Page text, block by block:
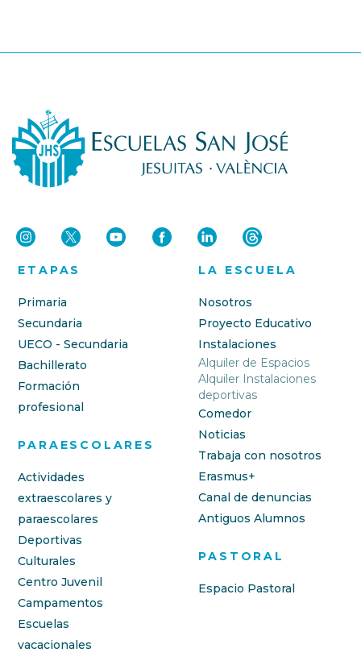
ETAPAS
Primaria
Secundaria
UECO - Secundaria
Bachillerato
Formación
profesional
PARAESCOLARES
Actividades
extraescolares y
paraescolares
Deportivas
Culturales
Centro Juvenil
Campamentos
Escuelas
vacacionales
LA ESCUELA
Nosotros
Proyecto Educativo
Instalaciones
Alquiler de Espacios
Alquiler Instalaciones
deportivas
Comedor
Noticias
Trabaja con nosotros
Erasmus+
Canal de denuncias
Antiguos Alumnos
PASTORAL
Espacio Pastoral